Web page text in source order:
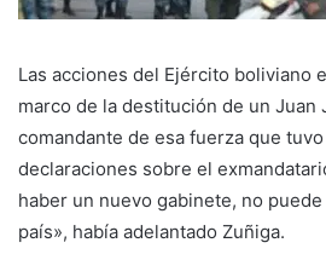
Las acciones del Ejército boliviano
marco de la destitución de un Juan
comandante de esa fuerza que
declaraciones sobre el
haber un nuevo gabinete, no
país», había adelantado Zuñiga.